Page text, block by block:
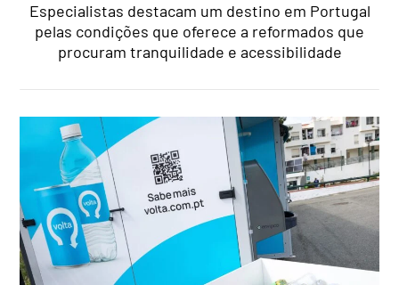
Especialistas destacam um destino em Portugal
pelas condições que oferece a reformados que
procuram tranquilidade e acessibilidade